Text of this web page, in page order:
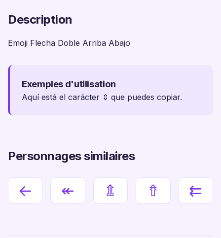
Description
Emoji Flecha Doble Arriba Abajo
Exemples d'utilisation
Aquí está el carácter ⇕ que puedes copiar.
Personnages similaires
← ↞ ⇭ ⇮ ⇇